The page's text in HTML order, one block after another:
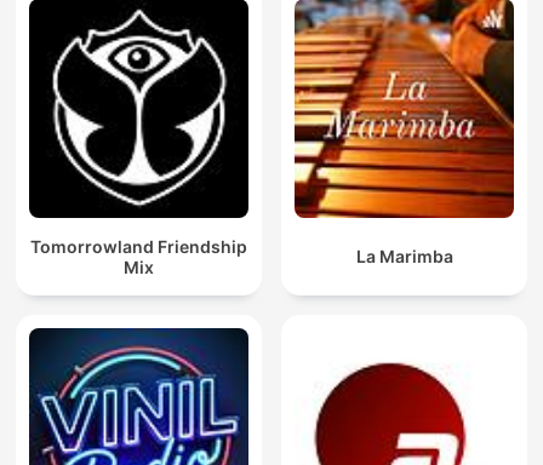
Tomorrowland Friendship
Mix
La Marimba